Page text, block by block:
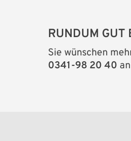
RUNDUM GUT
Sie wünschen
0341-98 20 40